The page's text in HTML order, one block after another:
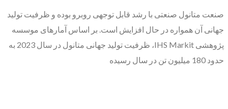
صنعت متانول صنعتی با رشد قابل توجهی روبرو بوده و ظرفیت تولید
جهانی آن همواره در حال افزایش است. بر اساس آمارهای موسسه
پژوهشی IHS Markit، ظرفیت تولید جهانی متانول در سال 2023 به
حدود 180 میلیون تن در سال رسیده